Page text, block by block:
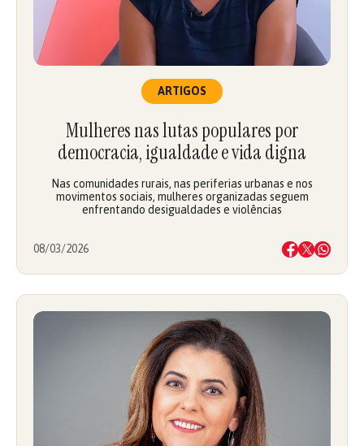
ARTIGOS
Mulheres nas lutas populares por
democracia, igualdade e vida digna
Nas comunidades rurais, nas periferias urbanas e nos
movimentos sociais, mulheres organizadas seguem
enfrentando desigualdades e violências
08/03/2026